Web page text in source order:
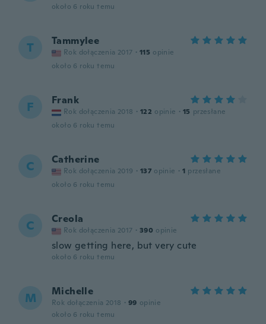
około 6 roku temu
T Tammylee
Rok dołączenia 2017 · 115 opinie
około 6 roku temu
F Frank
Rok dołączenia 2018 · 122 opinie · 15 przesłane
około 6 roku temu
C Catherine
Rok dołączenia 2019 · 137 opinie · 1 przesłane
około 6 roku temu
C Creola
Rok dołączenia 2017 · 390 opinie
slow getting here, but very cute
około 6 roku temu
M Michelle
Rok dołączenia 2018 · 99 opinie
około 6 roku temu